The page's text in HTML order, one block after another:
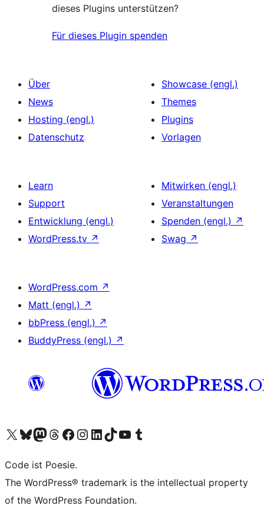
dieses Plugins unterstützen?
Für dieses Plugin spenden
Über
News
Hosting (engl.)
Datenschutz
Showcase (engl.)
Themes
Plugins
Vorlagen
Learn
Support
Entwicklung (engl.)
WordPress.tv ↗
Mitwirken (engl.)
Veranstaltungen
Spenden (engl.) ↗
Swag ↗
WordPress.com ↗
Matt (engl.) ↗
bbPress (engl.) ↗
BuddyPress (engl.) ↗
Unser X-Konto (früher Twitter) besuchen
Unser Bluesky-Konto besuchen
Unser Mastodon-Konto besuchen
Unser Threads-Konto besuchen
Unsere Facebook-Seite besuchen
Unser Instagram-Konto besuchen
Unser LinkedIn-Konto besuchen
Unser TikTok-Konto besuchen
Unseren YouTube-Kanal besuchen
Unser Tumblr-Konto besuchen
Code ist Poesie.
The WordPress® trademark is the intellectual property
of the WordPress Foundation.